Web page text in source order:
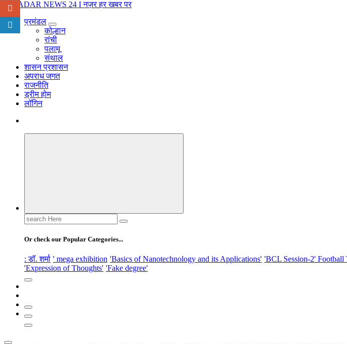
नज़र हर खबर पर
प्रमंडल
कोल्हान
रांची
पलामू
संथाल
शासन प्रशासन
अपराध जगत
राजनीति
ड्रीम होम
लॉगिन
Search
for:
Or check our Popular Categories...
: डॉ. शर्मा ' mega exhibition 'Basics of Nanotechnology and its Applications' 'BCL Session-2' Football
'Expression of Thoughts' 'Fake degree'